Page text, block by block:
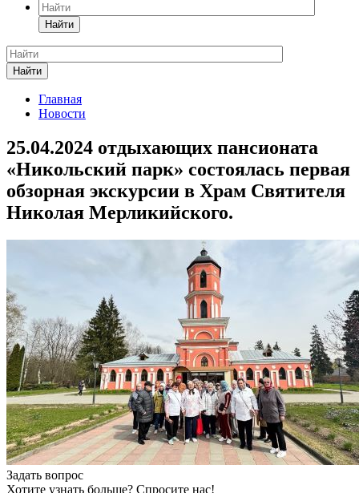
Найти
Найти
Главная
Новости
25.04.2024 отдыхающих пансионата
«Никольский парк» состоялась первая
обзорная экскурсии в Храм Святителя
Николая Мерликийского.
Задать вопрос
Хотите узнать больше? Спросите нас!